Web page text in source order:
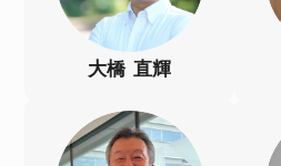
大橋 直輝